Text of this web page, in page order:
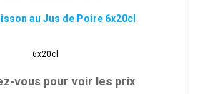
au Jus de Poire 6x20cl
6x20cl
vous pour voir les prix